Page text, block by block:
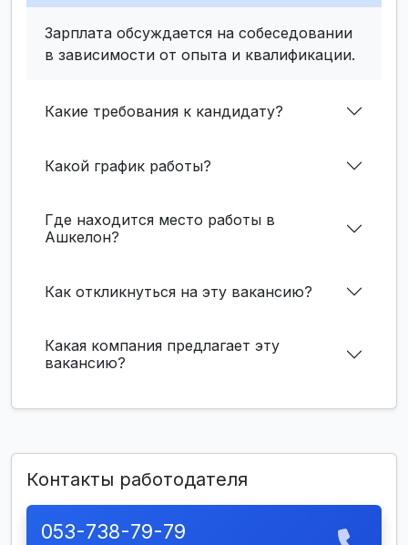
Зарплата обсуждается на собеседовании
в зависимости от опыта и квалификации.
Какие требования к кандидату?
Какой график работы?
Где находится место работы в
Ашкелон?
Как откликнуться на эту вакансию?
Какая компания предлагает эту
вакансию?
Контакты работодателя
053-738-79-79